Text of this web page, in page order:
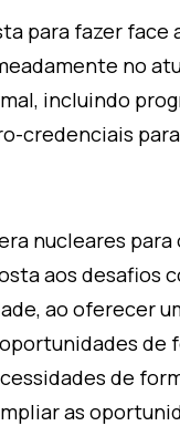
para fazer
no
incluindo
credenciais
nucleares
aos desafios
ao oferecer
de
de
as